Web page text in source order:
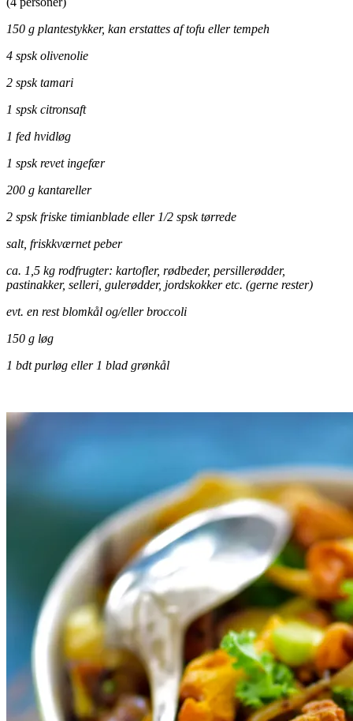
150 g plantestykker, kan erstattes af tofu eller tempeh
4 spsk olivenolie
2 spsk tamari
1 spsk citronsaft
1 fed hvidløg
1 spsk revet ingefær
200 g kantareller
2 spsk friske timianblade eller 1/2 spsk tørrede
salt, friskkværnet peber
ca. 1,5 kg rodfrugter: kartofler, rødbeder, persillerødder,
pastinakker, selleri, gulerødder, jordskokker etc. (gerne rester)
evt. en rest blomkål og/eller broccoli
150 g løg
1 bdt purløg eller 1 blad grønkål